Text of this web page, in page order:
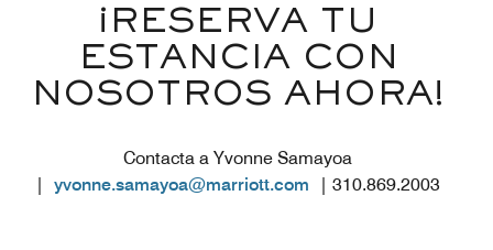
¡RESERVA TU
ESTANCIA CON
NOSOTROS AHORA!
Contacta a Yvonne Samayoa
| yvonne.samayoa@marriott.com | 310.869.2003